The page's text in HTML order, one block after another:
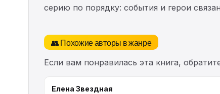
серию по порядку: события и герои
👥 Похожие авторы в жанре
Если вам понравилась эта книга,
Елена Звездная